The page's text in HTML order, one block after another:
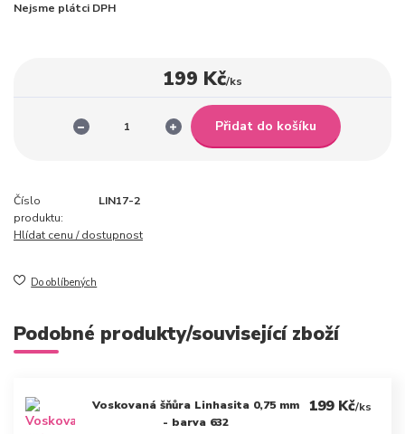
Nejsme plátci DPH
199 Kč/ks
Přidat do košíku
Číslo
produktu:
LIN17-2
Hlídat cenu / dostupnost
Do oblíbených
Podobné produkty/související zboží
Voskovaná šňůra Linhasita 0,75 mm
- barva 632
199 Kč/ks